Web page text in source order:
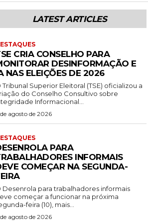
LATEST ARTICLES
CRIA CONSELHO PARA
DESINFORMAÇÃO E
NAS ELEIÇÕES DE 2026
Tribunal Superior Eleitoral (TSE) oficializou a
do Conselho Consultivo sobre
Informacional...
agosto de 2026
PARA
INFORMAIS
COMEÇAR NA SEGUNDA-
Desenrola para trabalhadores informais
começar a funcionar na próxima
feira (10), mais...
agosto de 2026